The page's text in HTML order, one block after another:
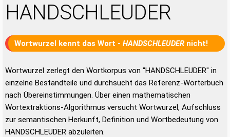
HANDSCHLEUDER
Wortwurzel kennt das Wort - HANDSCHLEUDER nicht!
Wortwurzel zerlegt den Wortkorpus von "HANDSCHLEUDER" in
einzelne Bestandteile und durchsucht das Referenz-Wörterbuch
nach Übereinstimmungen. Über einen mathematischen
Wortextraktions-Algorithmus versucht Wortwurzel, Aufschluss
zur semantischen Herkunft, Definition und Wortbedeutung von
HANDSCHLEUDER abzuleiten.